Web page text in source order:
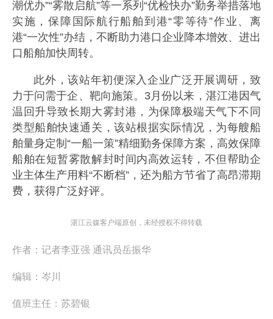
潮优办”“雾散启航”等一系列“优检快办”勤务举措落地
实施，保障国际航行船舶到港“零等待”作业、离
港“一次性”办结，不断助力港口企业降本增效、进出
口船舶加快周转。
此外，该站年初便深入企业广泛开展调研，致
力于问需于企、靶向施策。3月份以来，湛江港因气
温回升导致长期大雾封港，为保障极端天气下不同
类型船舶快速通关，该站根据实际情况，为每艘船
舶量身定制“一船一策”精细勤务保障方案，高效保障
船舶在短暂雾散解封时间内高效运转，不但帮助企
业主体生产用料“不断档”，还为船方节省了高昂滞期
费，获得广泛好评。
湛江云媒客户端原创，未经授权不得转载
作者： 记者李亚强 通讯员岳振华
编辑： 岑川
值班主任： 苏碧银